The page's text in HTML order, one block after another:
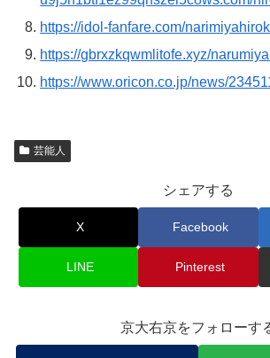
https://idol-fanfare.com/
https://gbrxzkqwmlitofe.xyz/
https://www.oricon.co.jp/news/
芸能人
シェアする
X Facebook
LINE Pinterest
京大右京をフォローす